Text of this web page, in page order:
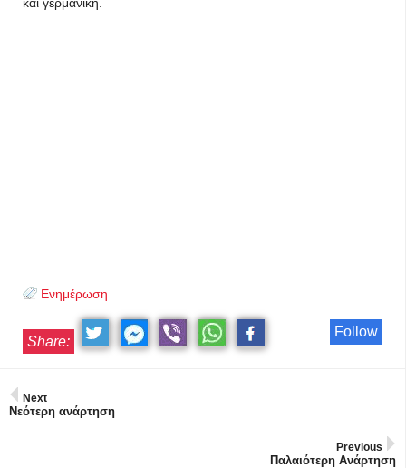
Ενημέρωση
Follow
Share:
Next
Νεότερη ανάρτηση
Previous
Παλαιότερη Ανάρτηση